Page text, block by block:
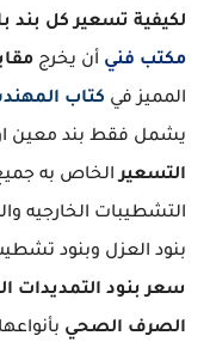
لكيفية تسعير كل بند
مكتب فني أن يخرج
المميز في كتاب
يشمل فقط بند معين
التسعيرالخاص به جميع
التشطيبات الخارجيه
بنود العزل وبنود
سعر بنود التمديدات
الصرف الصحي